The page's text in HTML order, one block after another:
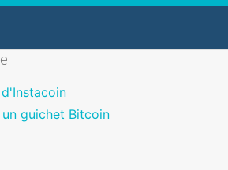
guichet Bitcoin